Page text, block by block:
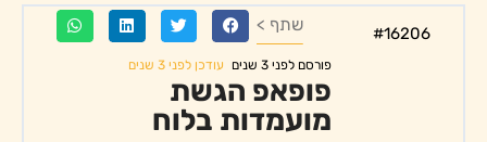
#16206 שתף >
פורסם לפני 3 שנים עודכן לפני 3 שנים
פופאפ הגשת
מועמדות בלוח